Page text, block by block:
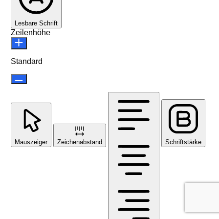
Lesbare Schrift
Zeilenhöhe
Standard
Mauszeiger Zeichenabstand Schriftstärke